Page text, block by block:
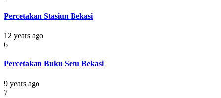
Percetakan Stasiun Bekasi
12 years ago
6
Percetakan Buku Setu Bekasi
9 years ago
7